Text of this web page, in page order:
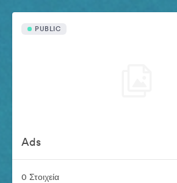
PUBLIC
Ads
0 Στοιχεία